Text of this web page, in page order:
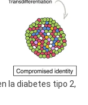
la diabetes tipo 2,